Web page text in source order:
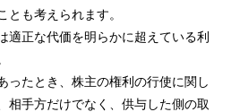
とも考えられます。
適正な代価を明らかに超えている利
ったとき、株主の権利の行使に関し
相手方だけでなく、供与した側の取